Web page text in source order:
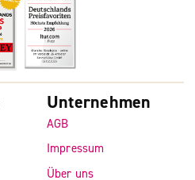
Unternehmen
AGB
Impressum
Über uns